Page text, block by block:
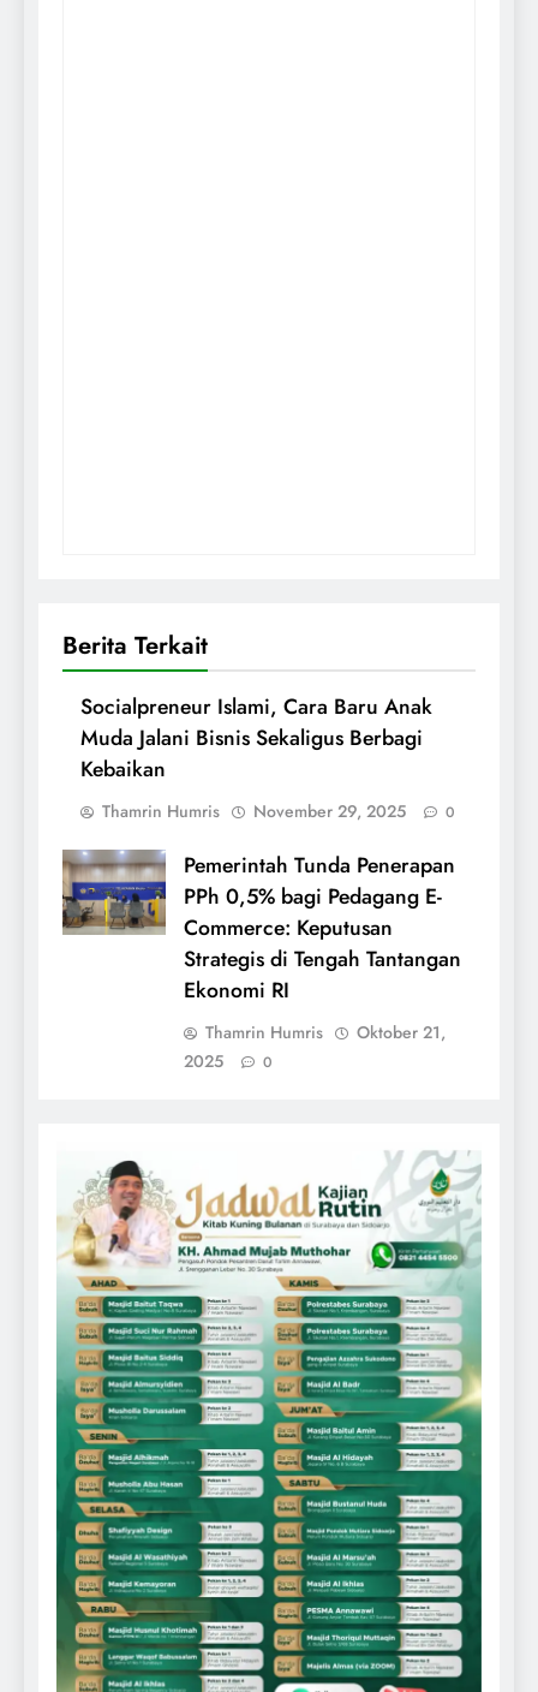
Berita Terkait
Socialpreneur Islami, Cara Baru Anak
Muda Jalani Bisnis Sekaligus Berbagi
Kebaikan
Thamrin Humris November 29, 2025 0
Pemerintah Tunda Penerapan
PPh 0,5% bagi Pedagang E-
Commerce: Keputusan
Strategis di Tengah Tantangan
Ekonomi RI
Thamrin Humris
Oktober 21,
2025
0